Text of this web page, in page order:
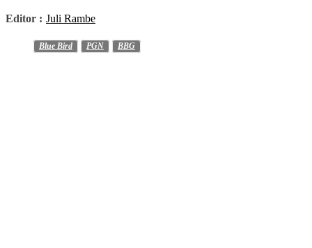
Editor : Juli Rambe
Blue Bird PGN BBG